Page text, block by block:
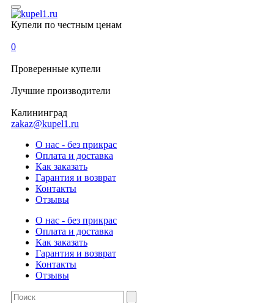
Купели по честным ценам
0
Проверенные купели
Лучшие производители
Калининград
zakaz@kupel1.ru
О нас - без прикрас
Оплата и доставка
Как заказать
Гарантия и возврат
Контакты
Отзывы
О нас - без прикрас
Оплата и доставка
Как заказать
Гарантия и возврат
Контакты
Отзывы